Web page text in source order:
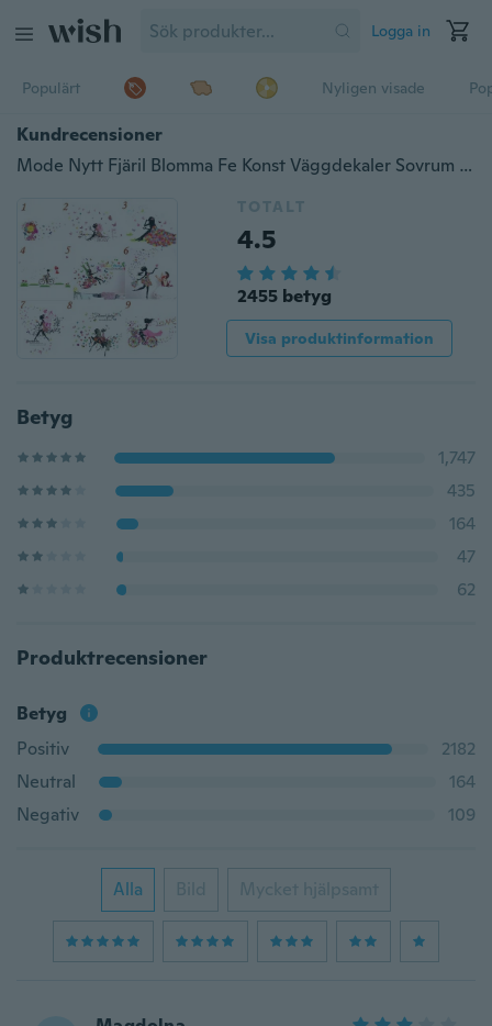
Logga in
Populärt Nyligen visade
Kundrecensioner
Mode Nytt Fjäril Blomma Fe Konst Väggdekaler Sovrum Vardagsrum Väggar Dekor
TOTALT
4.5
2455 betyg
Visa produktinformation
Betyg
1,747
435
164
47
62
Produktrecensioner
Betyg
Positiv
2182
Neutral
164
Negativ
109
Alla Bild Mycket hjälpsamt